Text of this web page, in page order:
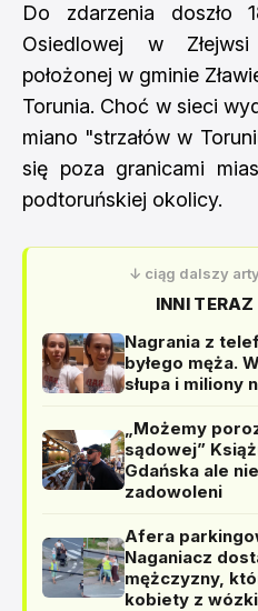
Do zdarzenia doszło
Osiedlowej w
położonej w gminie
Torunia. Choć w sieci
miano "strzałów w
się poza granicami
podtoruńskiej okolicy.
↓ ciąg dalszy
INNI
Nagrania z
byłego męża.
słupa i miliony
„Możemy
sądowej”
Gdańska ale
zadowoleni
Afera
Naganiacz
mężczyzny,
kobiety z